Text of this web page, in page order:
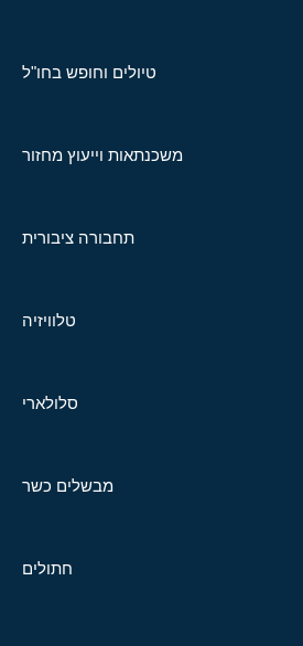
טיולים וחופש בחו"ל
משכנתאות וייעוץ מחזור
תחבורה ציבורית
טלוויזיה
סלולארי
מבשלים כשר
חתולים